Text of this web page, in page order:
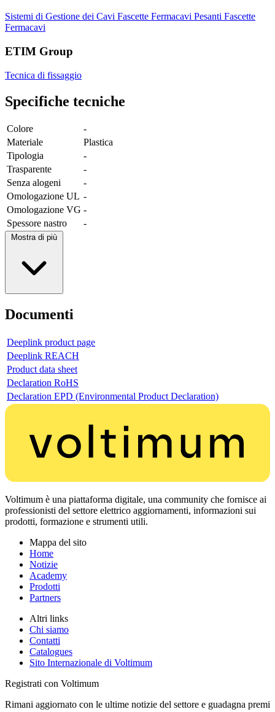
Sistemi di Gestione dei Cavi Fascette Fermacavi Pesanti Fascette
Fermacavi
ETIM Group
Tecnica di fissaggio
Specifiche tecniche
Colore
-
Materiale
Plastica
Tipologia
-
Trasparente
-
Senza alogeni
-
Omologazione UL -
Omologazione VG -
Spessore nastro
-
Mostra di più
Documenti
Deeplink product page
Deeplink REACH
Product data sheet
Declaration RoHS
Declaration EPD (Environmental Product Declaration)
Voltimum è una piattaforma digitale, una community che fornisce ai
professionisti del settore elettrico aggiornamenti, informazioni sui
prodotti, formazione e strumenti utili.
Mappa del sito
Home
Notizie
Academy
Prodotti
Partners
Altri links
Chi siamo
Contatti
Catalogues
Sito Internazionale di Voltimum
Registrati con Voltimum
Rimani aggiornato con le ultime notizie del settore e guadagna premi